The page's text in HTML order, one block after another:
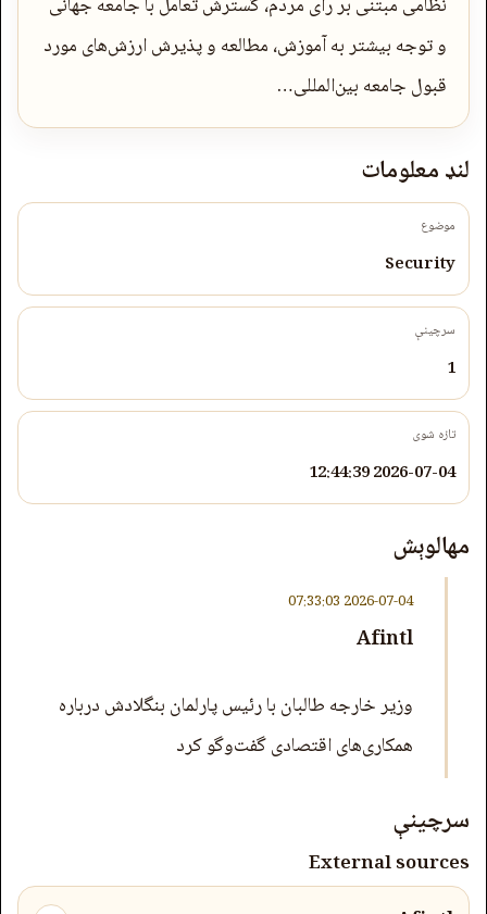
نظامی مبتنی بر رأی مردم، گسترش تعامل با جامعه جهانی
و توجه بیشتر به آموزش، مطالعه و پذیرش ارزش‌های مورد
قبول جامعه بین‌المللی…
لنډ معلومات
موضوع
Security
سرچینې
1
تازه شوی
2026-07-04 12:44:39
مهالوېش
2026-07-04 07:33:03
Afintl
وزیر خارجه طالبان با رئیس پارلمان بنگلادش درباره
همکاری‌های اقتصادی گفت‌وگو کرد
سرچینې
External sources